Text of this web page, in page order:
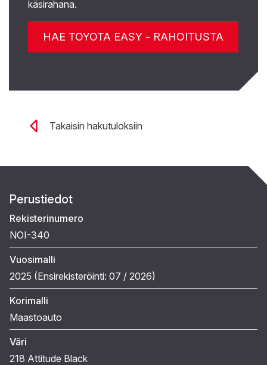
käsirahana.
Takaisin hakutuloksiin
Perustiedot
Rekisterinumero
NOI-340
Vuosimalli
2025 (Ensirekisteröinti: 07 / 2026)
Korimalli
Maastoauto
Väri
218 Attitude Black